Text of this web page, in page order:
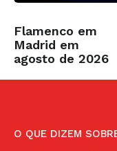
Flamenco em
Madrid em
agosto de 2026
O QUE DIZEM